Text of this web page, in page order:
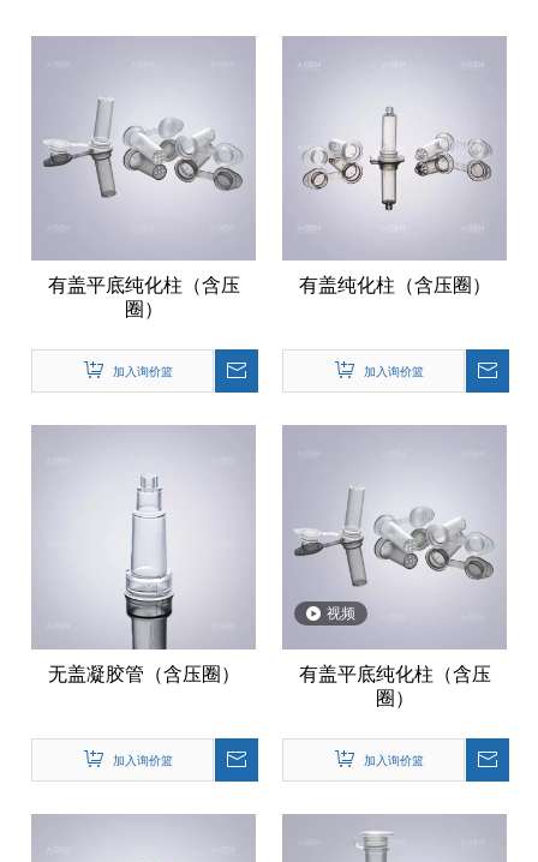
有盖平底纯化柱（含压
圈）
加入询价篮
有盖纯化柱（含压圈）
加入询价篮
无盖凝胶管（含压圈）
加入询价篮
视频
有盖平底纯化柱（含压
圈）
加入询价篮